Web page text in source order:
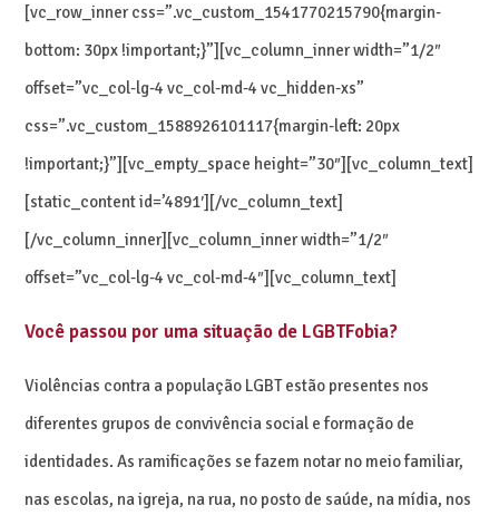
[vc_row_inner css=”.vc_custom_1541770215790{margin-
bottom: 30px !important;}”][vc_column_inner width=”1/2″
offset=”vc_col-lg-4 vc_col-md-4 vc_hidden-xs”
css=”.vc_custom_1588926101117{margin-left: 20px
!important;}”][vc_empty_space height=”30″][vc_column_text]
[static_content id=’4891′][/vc_column_text]
[/vc_column_inner][vc_column_inner width=”1/2″
offset=”vc_col-lg-4 vc_col-md-4″][vc_column_text]
Você passou por uma situação de LGBTFobia?
Violências contra a população LGBT estão presentes nos
diferentes grupos de convivência social e formação de
identidades. As ramificações se fazem notar no meio familiar,
nas escolas, na igreja, na rua, no posto de saúde, na mídia, nos